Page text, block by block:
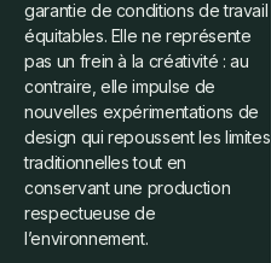
garantie de conditions de travail
équitables. Elle ne représente
pas un frein à la créativité : au
contraire, elle impulse de
nouvelles expérimentations de
design qui repoussent les limites
traditionnelles tout en
conservant une production
respectueuse de
l’environnement.